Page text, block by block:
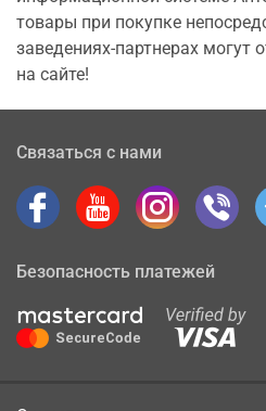
товары при покупке
заведениях-партнерах могут
на сайте!
Связаться с нами
Безопасность платежей